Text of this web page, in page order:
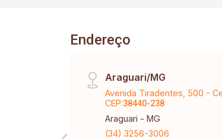
Endereço
Araguari/MG
Avenida Tiradentes, 500 -
CEP:38440-238
Araguari - MG
(34) 3256-3006